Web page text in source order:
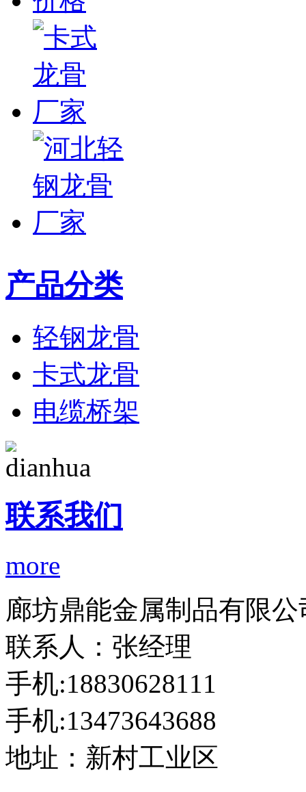
产品分类
轻钢龙骨
卡式龙骨
电缆桥架
联系我们
more
廊坊鼎能金属制品有限公
联系人：张经理
手机:18830628111
手机:13473643688
地址：新村工业区